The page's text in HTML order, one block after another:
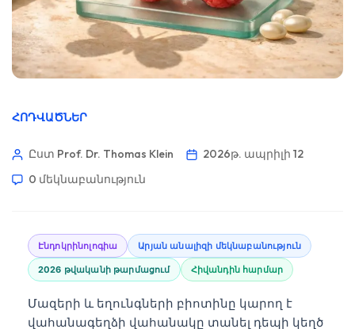
ՀՈԴՎԱԾՆԵՐ
Ըստ Prof. Dr. Thomas Klein
2026թ. ապրիլի 12
0 մեկնաբանություն
Էնդոկրինոլոգիա Արյան անալիզի մեկնաբանություն
2026 թվականի թարմացում Հիվանդին հարմար
Մազերի և եղունգների բիոտինը կարող է
վահանագեղձի վահանակը տանել դեպի կեղծ